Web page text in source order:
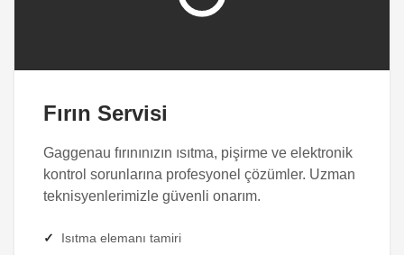
Fırın Servisi
Gaggenau fırınınızın ısıtma, pişirme ve elektronik
kontrol sorunlarına profesyonel çözümler. Uzman
teknisyenlerimizle güvenli onarım.
✓
Isıtma elemanı tamiri